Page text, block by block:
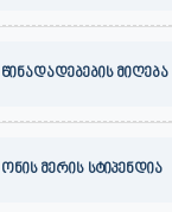
წინადადებების მიღება
ონის მერის სტიპენდია